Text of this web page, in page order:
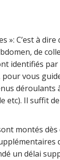
»: C’est à
de
identifiés par
vous
déroulants
etc). Il suffit
montés dès
un délai